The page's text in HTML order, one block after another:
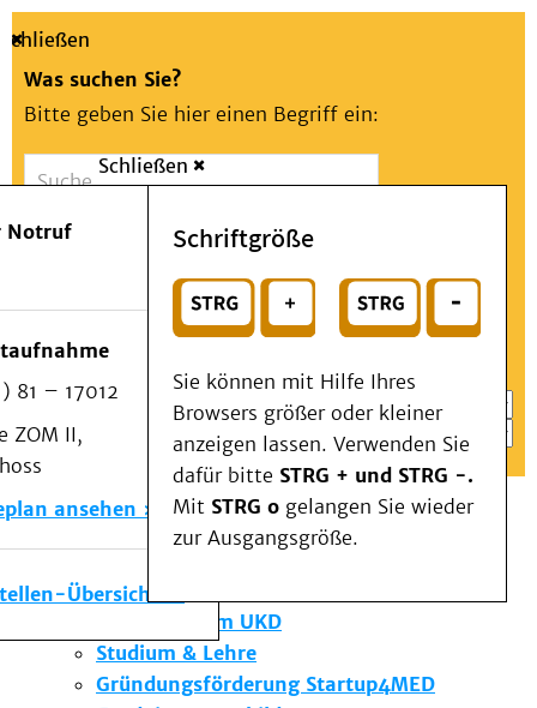
Suche
Schließen
Was suchen Sie?
Bitte geben Sie hier einen Begriff ein:
Suchen
oder
Wählen Sie ein Thema für Ihren Schnelleinstieg
Notfall
Schließen
Notruf
81 – 17012
ZOM II,
ansehen
Übersicht
Schriftgröße
Sie können mit Hilfe Ihres
Browsers größer oder kleiner
anzeigen lassen. Verwenden Sie
dafür bitte STRG + und STRG -.
Mit STRG o gelangen Sie wieder
zur Ausgangsgröße.
Menü
Patienten & Besucher
Kliniken/Institute/Zentren
Als Patient am UKD
Beratung und Unterstützung
Veranstaltungen
Kommunikation im Medizinwesen (KIM)
Notfall
Forschung & Lehre
Die Institute des UKD
Forschung am UKD
Studium & Lehre
Gründungsförderung Startup4MED